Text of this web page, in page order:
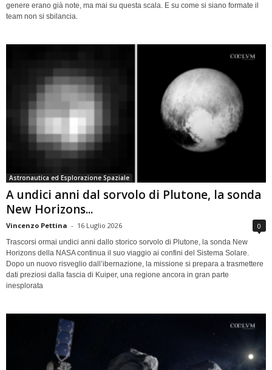
genere erano già note, ma mai su questa scala. E su come si siano formate il
team non si sbilancia.
Astronautica ed Esplorazione Spaziale
A undici anni dal sorvolo di Plutone, la sonda
New Horizons...
Vincenzo Pettina - 16 Luglio 2026 0
Trascorsi ormai undici anni dallo storico sorvolo di Plutone, la sonda New
Horizons della NASA continua il suo viaggio ai confini del Sistema Solare.
Dopo un nuovo risveglio dall’ibernazione, la missione si prepara a trasmettere
dati preziosi dalla fascia di Kuiper, una regione ancora in gran parte
inesplorata